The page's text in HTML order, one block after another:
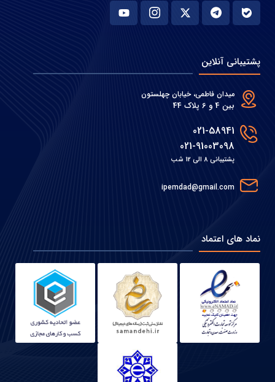
پشتیبانی آنلاین
میدان فاطمی، خیابان چهلستون
بین 4 و 6 پلاک 44
021-58941
021-91003098
پشتیبانی 8 الی 12 شب
ipemdad@gmail.com
نماد های اعتماد